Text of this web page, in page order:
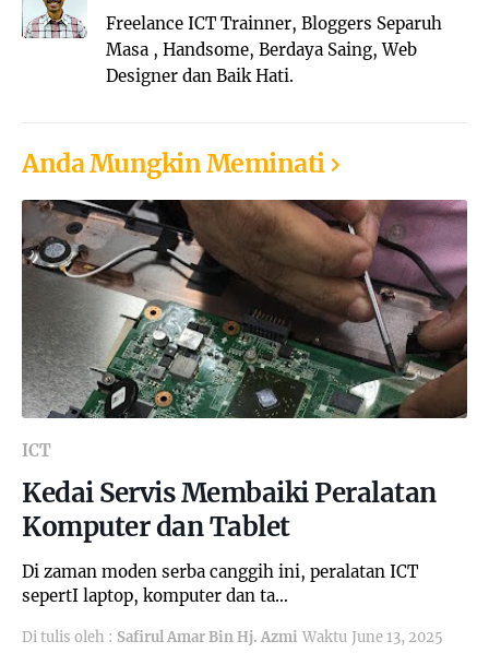
Freelance ICT Trainner, Bloggers Separuh
Masa , Handsome, Berdaya Saing, Web
Designer dan Baik Hati.
Anda Mungkin Meminati
ICT
Kedai Servis Membaiki Peralatan
Komputer dan Tablet
Di zaman moden serba canggih ini, peralatan ICT
sepertI laptop, komputer dan ta…
Di tulis oleh : Safirul Amar Bin Hj. Azmi Waktu June 13, 2025